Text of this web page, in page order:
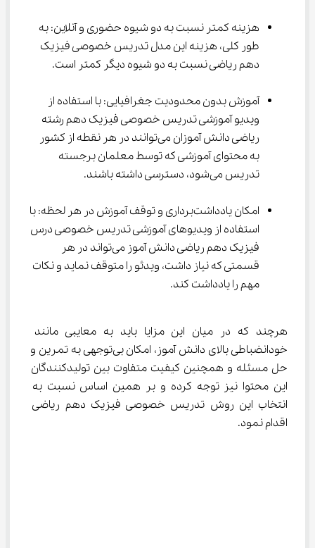
هزینه کمتر نسبت به دو شیوه حضوری و آنلاین: به
طور کلی، هزینه این مدل تدریس خصوصی فیزیک
دهم ریاضی نسبت به دو شیوه دیگر کمتر است.
آموزش بدون محدودیت جغرافیایی: با استفاده از
ویدیو آموزشی تدریس خصوصی فیزیک دهم رشته
ریاضی دانش آموزان می‌توانند در هر نقطه از کشور
به محتوای آموزشی که توسط معلمان برجسته
تدریس می‌شود، دسترسی داشته باشند.
امکان یادداشت‌برداری و توقف آموزش در هر لحظه: با
استفاده از ویدیوهای آموزشی تدریس خصوصی درس
فیزیک دهم ریاضی دانش آموز می‌تواند در هر
قسمتی که نیاز داشت، ویدئو را متوقف نماید و نکات
مهم را یادداشت کند.
هرچند که در میان این مزایا باید به معایبی مانند
خودانضباطی بالای دانش آموز، امکان بی‌توجهی به تمرین و
حل مسئله و همچنین کیفیت متفاوت بین تولیدکنندگان
این محتوا نیز توجه کرده و بر همین اساس نسبت به
انتخاب این روش تدریس خصوصی فیزیک دهم ریاضی
اقدام نمود.